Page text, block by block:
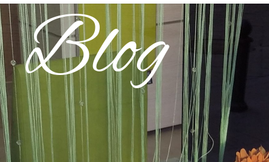
Blog